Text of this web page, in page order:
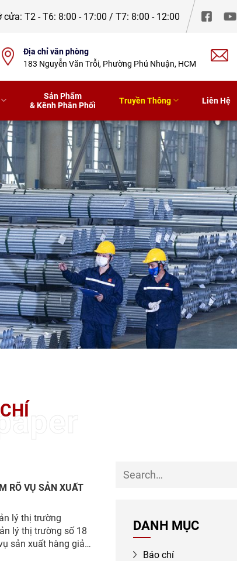
cửa:T2 - T6: 8:00 - 17:00 / T7: 8:00 - 12:00
Sản Phẩm
& Kênh Phân Phối
Truyền Thông Liên Hệ
Địa chỉ văn phòng
183 Nguyễn Văn Trỗi, Phường Phú Nhuận, HCM
RÕ VỤ SẢN XUẤT
lý thị trường
lý thị trường số 18
sản xuất hàng giả
DANH MỤC
Báo chí